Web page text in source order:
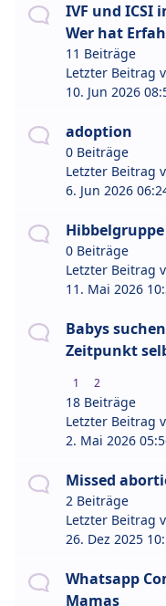
IVF und ICSI
Wer hat
11 Beiträge
Letzter Beitrag
10. Jun 2026
adoption
0 Beiträge
Letzter Beitrag
6. Jun 2026
Hibbelgruppe
0 Beiträge
Letzter Beitrag
11. Mai 2026
Babys
Zeitpunkt
1 2
18 Beiträge
Letzter Beitrag
2. Mai 2026
Missed
2 Beiträge
Letzter Beitrag
26. Dez 2025
Whatsapp
Mamas